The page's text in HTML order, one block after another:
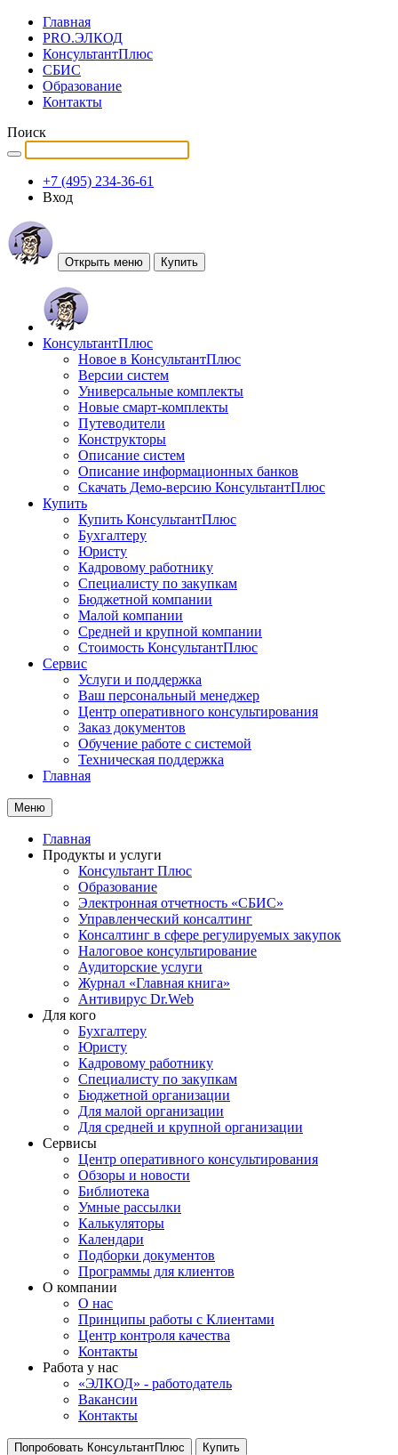
Главная
PRO.ЭЛКОД
КонсультантПлюс
СБИС
Образование
Контакты
Поиск
+7 (495) 234-36-61
Вход
Открыть меню Купить
КонсультантПлюс
Новое в КонсультантПлюс
Версии систем
Универсальные комплекты
Новые смарт-комплекты
Путеводители
Конструкторы
Описание систем
Описание информационных банков
Скачать Демо-версию КонсультантПлюс
Купить
Купить КонсультантПлюс
Бухгалтеру
Юристу
Кадровому работнику
Специалисту по закупкам
Бюджетной компании
Малой компании
Средней и крупной компании
Стоимость КонсультантПлюс
Сервис
Услуги и поддержка
Ваш персональный менеджер
Центр оперативного консультирования
Заказ документов
Обучение работе с системой
Техническая поддержка
Главная
Меню
Главная
Продукты и услуги
Консультант Плюс
Образование
Электронная отчетность «СБИС»
Управленческий консалтинг
Консалтинг в сфере регулируемых закупок
Налоговое консультирование
Аудиторские услуги
Журнал «Главная книга»
Антивирус Dr.Web
Для кого
Бухгалтеру
Юристу
Кадровому работнику
Специалисту по закупкам
Бюджетной организации
Для малой организации
Для средней и крупной организации
Сервисы
Центр оперативного консультирования
Обзоры и новости
Библиотека
Умные рассылки
Калькуляторы
Календари
Подборки документов
Программы для клиентов
О компании
О нас
Принципы работы с Клиентами
Центр контроля качества
Контакты
Работа у нас
«ЭЛКОД» - работодатель
Вакансии
Контакты
Попробовать КонсультантПлюс Купить